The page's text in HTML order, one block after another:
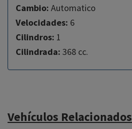
Cambio: Automatico
Velocidades: 6
Cilindros: 1
Cilindrada: 368 cc.
Vehículos Relacionados